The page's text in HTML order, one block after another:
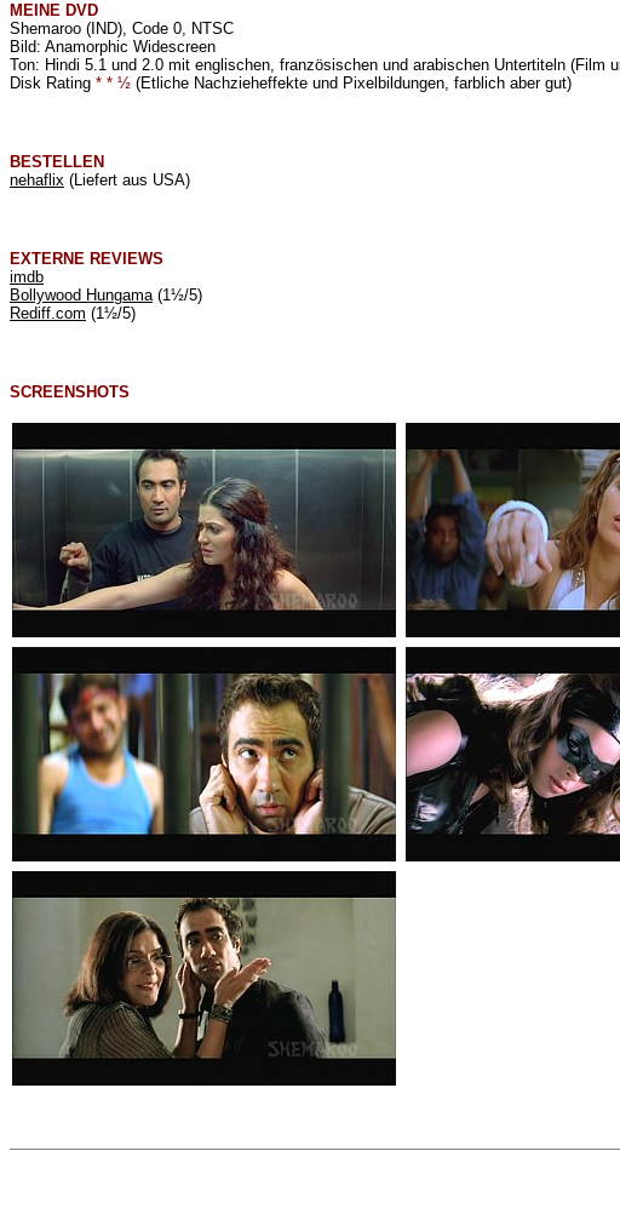
MEINE DVD
Shemaroo (IND), Code 0, NTSC
Bild: Anamorphic Widescreen
Ton: Hindi 5.1 und 2.0 mit englischen, französischen und arabischen Untertiteln (Film
Disk Rating * * ½ (Etliche Nachzieheffekte und Pixelbildungen, farblich aber gut)
BESTELLEN
nehaflix (Liefert aus USA)
EXTERNE REVIEWS
imdb
Bollywood Hungama(1½/5)
Rediff.com (1½/5)
SCREENSHOTS